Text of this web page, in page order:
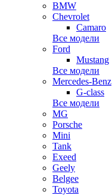
BMW
Chevrolet
Camaro
Все модели
Ford
Mustang
Все модели
Mercedes-Benz
G-class
Все модели
MG
Porsche
Mini
Tank
Exeed
Geely
Belgee
Toyota